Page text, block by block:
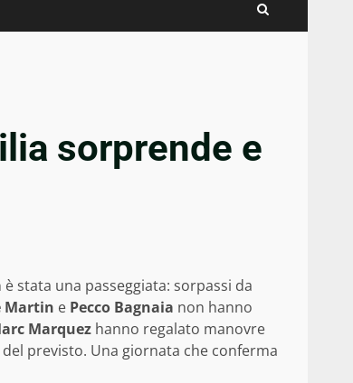
sorprende e
è stata una passeggiata: sorpassi da
Martin e Pecco Bagnaia non hanno
Marquez hanno regalato manovre
previsto. Una giornata che conferma